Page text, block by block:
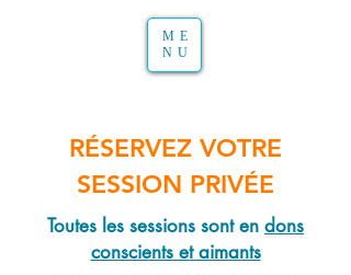
ME
NU
RÉSERVEZ VOTRE
SESSION PRIVÉE
Toutes les sessions sont en dons
conscients et aimants